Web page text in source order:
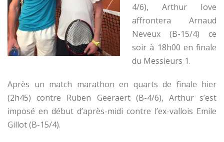
4/6), Arthur Iove
affrontera Arnaud
Neveux (B-15/4) ce
soir à 18h00 en finale
du Messieurs 1.
Après un match marathon en quarts de finale hier
(2h45) contre Ruben Geeraert (B-4/6), Arthur s’est
imposé en début d’après-midi contre l’ex-vallois Emile
Gillot (B-15/4).